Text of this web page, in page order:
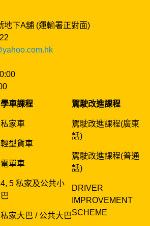
地下A舖 (運輸署正對面)
學車課程
私家車
輕型貨車
電單車
4, 5 私家及公共小
巴
私家大巴 / 公共大巴
駕駛改進課程
駕駛改進課程(廣東
話)
駕駛改進課程(普通
話)
DRIVER
IMPROVEMENT
SCHEME